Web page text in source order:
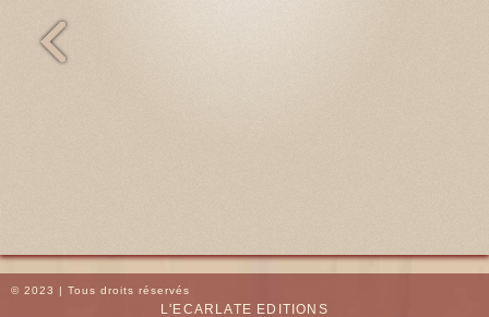
© 2023 | Tous droits réservés
L'ECARLATE EDITIONS